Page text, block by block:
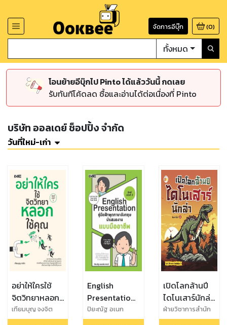
จัดการอีบุ๊ก (0)
ทั้งหมด
โอนย้ายอีบุ๊กไป Pinto ได้แล้ววันนี้ กดเลย
รับทันทีโค้ดลด ซื้อและอ่านได้ต่อเนื่องที่ Pinto
บริษัท ออลเดย์ ช็อปปิ้ง จำกัด
วันที่ใหม่-เก่า
อย่าให้ใครใช้
จิตวิทยาหลอก
ใช้คุณ (พิมพ์
ครั้งที่ 5)
เทียมบุญ จงจิต
English
Presentation
คู่มือฝึกพูด
ภาษาอังกฤษนำ
ปิยะณัฐ อเนก
ประศาสน์
เปิดโลกล้านปี
ไดโนเสาร์นักล่า
(พิมพ์ครั้งที่ 2)
ฝ่ายวิชาการสำนัก
พิมพ์